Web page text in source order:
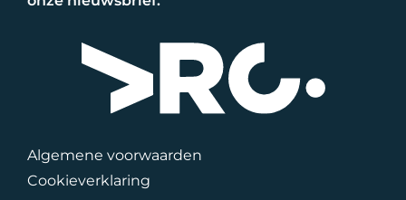
Algemene voorwaarden
Cookieverklaring